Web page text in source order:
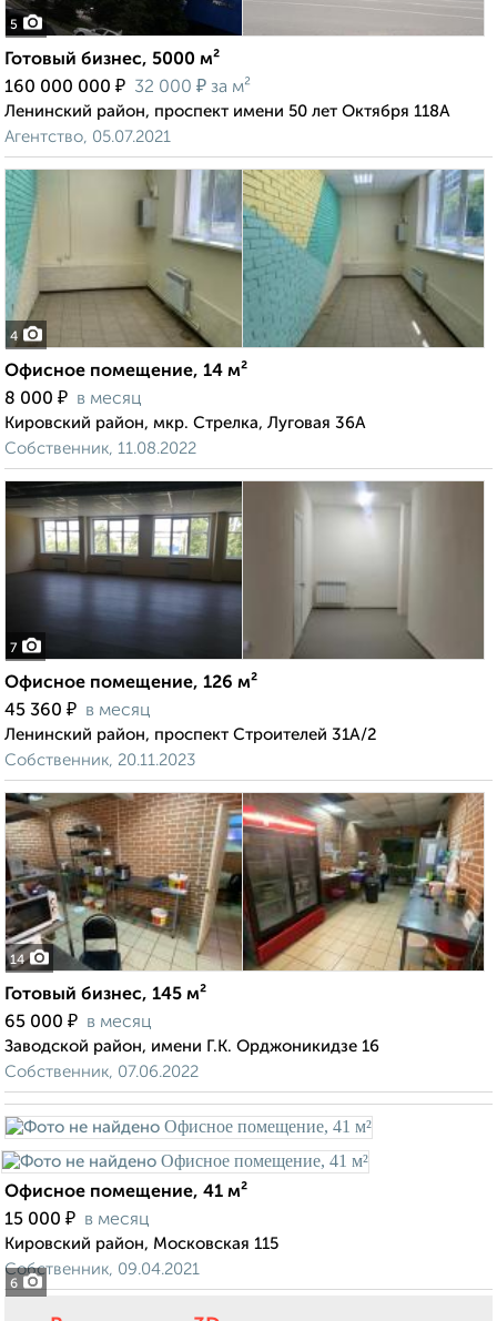
5
Готовый бизнес, 5000 м²
160 000 000 ₽ 32 000 ₽ за м²
Ленинский район, проспект имени 50 лет Октября 118А
Агентство, 05.07.2021
4
Офисное помещение, 14 м²
8 000 ₽ в месяц
Кировский район, мкр. Стрелка, Луговая 36А
Собственник, 11.08.2022
7
Офисное помещение, 126 м²
45 360 ₽ в месяц
Ленинский район, проспект Строителей 31А/2
Собственник, 20.11.2023
14
Готовый бизнес, 145 м²
65 000 ₽ в месяц
Заводской район, имени Г.К. Орджоникидзе 16
Собственник, 07.06.2022
6
Офисное помещение, 41 м²
15 000 ₽ в месяц
Кировский район, Московская 115
Собственник, 09.04.2021